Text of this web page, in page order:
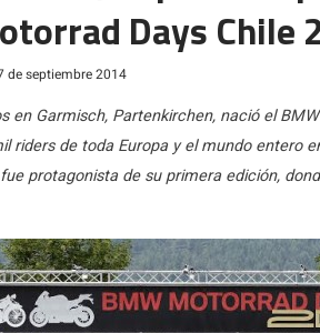
Days Chile
de septiembre 2014
en Garmisch, Partenkirchen, nació el
riders de toda Europa y el mundo entero
protagonista de su primera edición,